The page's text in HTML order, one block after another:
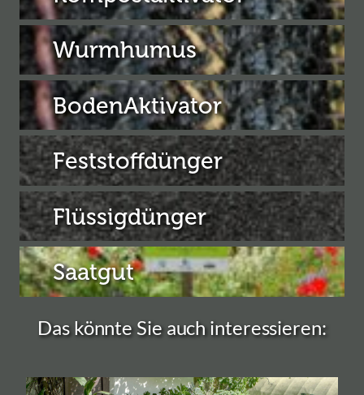
Wurmhumus
BodenAktivator
Feststoffdünger
Flüssigdünger
Saatgut
Das könnte Sie auch interessieren: